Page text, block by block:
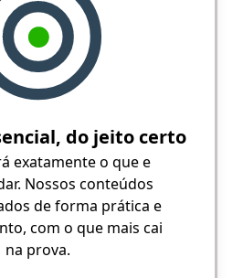
do jeito certo
exatamente o que e
Nossos conteúdos
de forma prática e
com o que mais cai
na prova.